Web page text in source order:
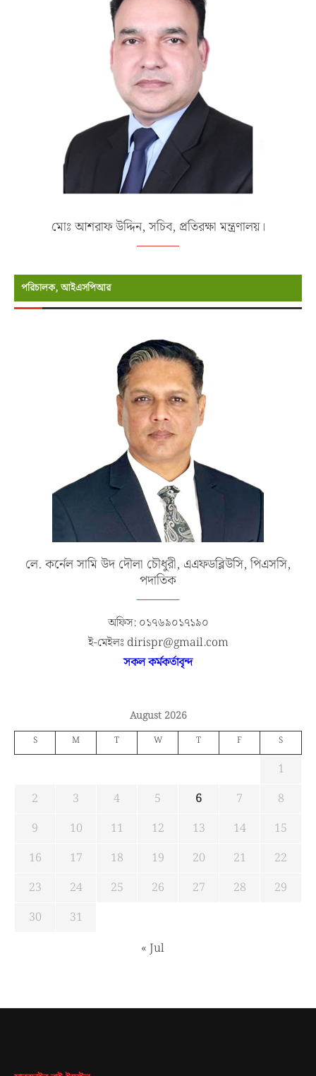
মোঃ আশরাফ উদ্দিন, সচিব, প্রতিরক্ষা মন্ত্রণালয়।
পরিচালক, আইএসপিআর
লে. কর্নেল সামি উদ দৌলা চৌধুরী, এএফডব্লিউসি, পিএসসি,
পদাতিক
অফিস: ০১৭৬৯০১৭১৯০
ই-মেইলঃ dirispr@gmail.com
সকল কর্মকর্তাবৃন্দ
August 2026
S M T W T F S
1
2
3 4 5 6 7
8
9
10 11 12 13 14
15
16
17 18 19 20 21
22
23
24 25 26 27 28
29
30
31
« Jul